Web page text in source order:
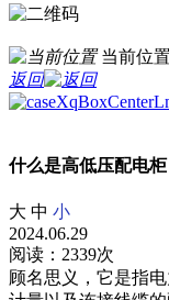
当前位
返回
什么是高低压配电
大 中 小
2024.06.29
阅读：2339次
顾名思义，它是指